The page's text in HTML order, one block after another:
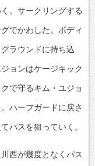
。サークリングする
でかわした。ボディ
ラウンドに持ち込
ョンはケージキック
で守るキム・ユジョ
ハーフガードに戻さ
パスを狙っていく。
西が幾度となくパス